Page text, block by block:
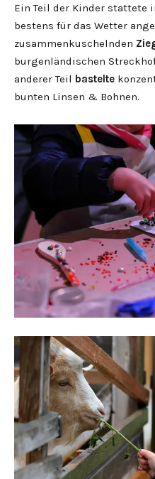
Ein Teil der Kinder stattete
bestens für das Wetter
zusammenkuschelnden
burgenländischen
anderer Teil bastelte
bunten Linsen & Bohnen.